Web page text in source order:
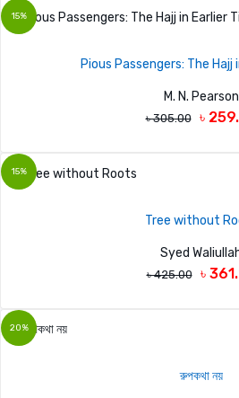
15%
Pious Passengers: The Hajj
M. N. Pearson
৳ 305.00 ৳
15%
Tree without
Syed
৳ 425.00 ৳
20%
রুপকথা নয়